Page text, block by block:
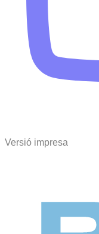
Versió impresa